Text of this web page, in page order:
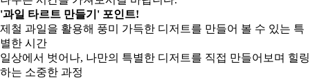
'과일 타르트 만들기' 포인트!
제철 과일을 활용해 풍미 가득한 디저트를 만들어 볼 수 있는 특
별한 시간
일상에서 벗어나, 나만의 특별한 디저트를 직접 만들어보며 힐링
하는 소중한 과정